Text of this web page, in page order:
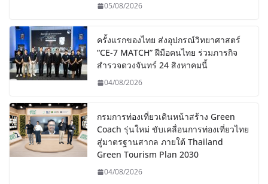
05/08/2026
ครั้งแรกของไทย ส่งอุปกรณ์วิทยาศาสตร์
“CE-7 MATCH” ฝีมือคนไทย ร่วมภารกิจ
สำรวจดวงจันทร์ 24 สิงหาคมนี้
04/08/2026
กรมการท่องเที่ยวเดินหน้าสร้าง Green
Coach รุ่นใหม่ ขับเคลื่อนการท่องเที่ยวไทย
สู่มาตรฐานสากล ภายใต้ Thailand
Green Tourism Plan 2030
04/08/2026